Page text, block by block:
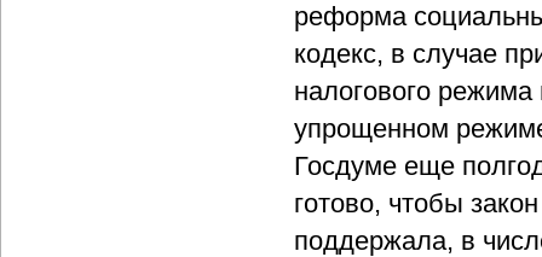
реформа
кодекс, в случае
налогового
упрощенном
Госдуме еще
готово, чтобы
поддержала, в